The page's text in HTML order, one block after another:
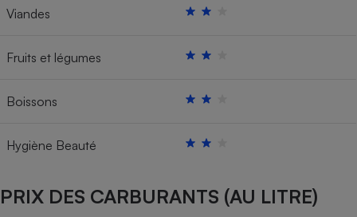
Viandes
Fruits et légumes
Boissons
Hygiène Beauté
PRIX DES CARBURANTS (AU LITRE)